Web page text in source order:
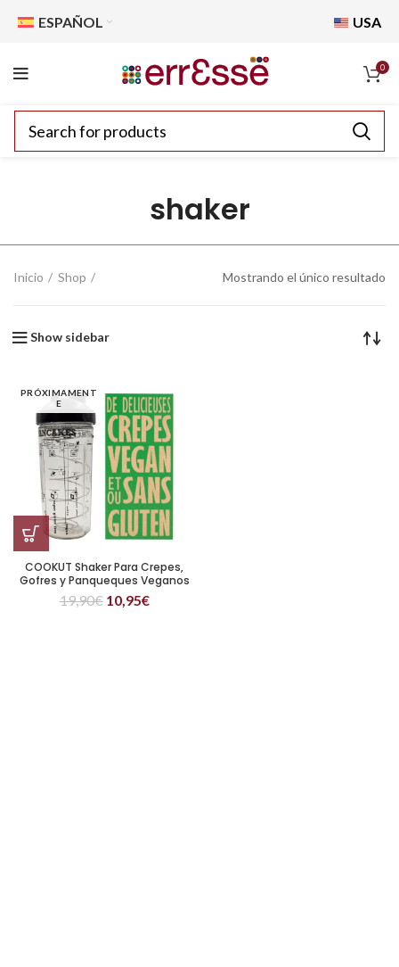
ESPAÑOL USA
0
shaker
Inicio Shop Mostrando el único resultado
Show sidebar
PRÓXIMAMENT
E
COOKUT Shaker Para Crepes,
Gofres y Panqueques Veganos
19,90€ 10,95€